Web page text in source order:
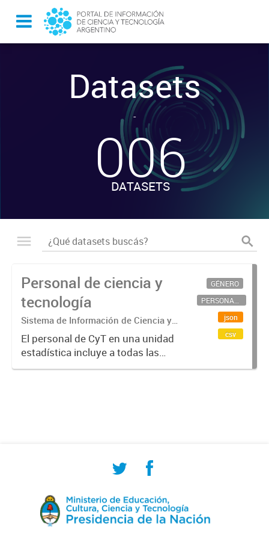
Datasets
-
006
DATASETS
Personal de ciencia y
tecnología
Sistema de Información de Ciencia y
Tecnología Argentino (SICYTAR)
El personal de CyT en una unidad
estadística incluye a todas las
personas involucradas
GÉNERO
PERSONAL CIENTÍFICO-TECNOLÓGICO
json
csv